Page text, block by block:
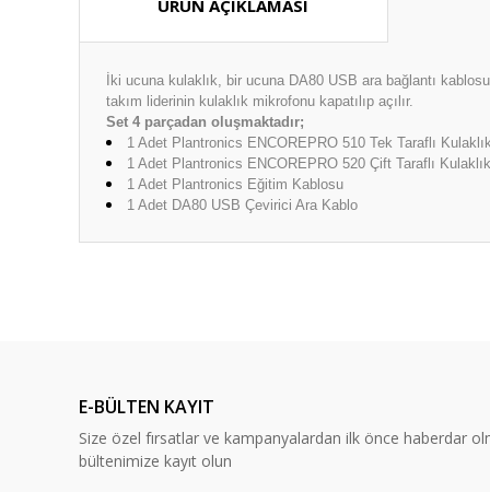
ÜRÜN AÇIKLAMASI
İki ucuna kulaklık, bir ucuna DA80 USB ara bağlantı
takım liderinin kulaklık mikrofonu kapatılıp açılır.
Set 4 parçadan oluşmaktadır;
1 Adet Plantronics ENCOREPRO 510 Tek Taraflı Kulaklık
1 Adet Plantronics ENCOREPRO 520 Çift Taraflı Kulaklık
1 Adet Plantronics Eğitim Kablosu
1 Adet DA80 USB Çevirici Ara Kablo
Ürün bilgilerinde hatalar bulunuyor.
Ürün fiyatı diğer sitelerden daha pahalı.
Bu ürüne benzer farklı alternatifler olmalı.
E-BÜLTEN KAYIT
Size özel fırsatlar ve kampanyalardan ilk önce haberdar
bültenimize kayıt olun